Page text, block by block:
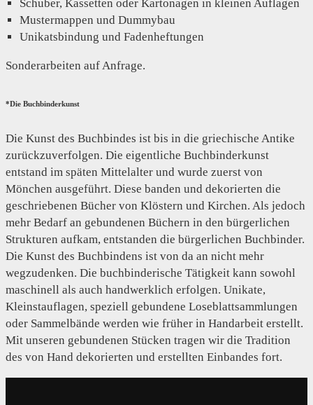
Schuber, Kassetten oder Kartonagen in kleinen Auflagen
Mustermappen und Dummybau
Unikatsbindung und Fadenheftungen
Sonderarbeiten auf Anfrage.
*Die Buchbinderkunst
Die Kunst des Buchbindes ist bis in die griechische Antike
zurückzuverfolgen. Die eigentliche Buchbinderkunst
entstand im späten Mittelalter und wurde zuerst von
Mönchen ausgeführt. Diese banden und dekorierten die
geschriebenen Bücher von Klöstern und Kirchen. Als jedoch
mehr Bedarf an gebundenen Büchern in den bürgerlichen
Strukturen aufkam, entstanden die bürgerlichen Buchbinder.
Die Kunst des Buchbindens ist von da an nicht mehr
wegzudenken. Die buchbinderische Tätigkeit kann sowohl
maschinell als auch handwerklich erfolgen. Unikate,
Kleinstauflagen, speziell gebundene Loseblattsammlungen
oder Sammelbände werden wie früher in Handarbeit erstellt.
Mit unseren gebundenen Stücken tragen wir die Tradition
des von Hand dekorierten und erstellten Einbandes fort.